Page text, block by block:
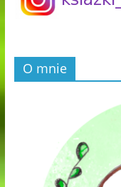
O mnie